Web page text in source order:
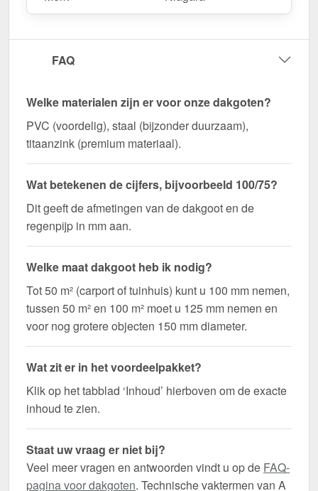
FAQ
Welke materialen zijn er voor onze dakgoten?
PVC (voordelig), staal (bijzonder duurzaam),
titaanzink (premium materiaal).
Wat betekenen de cijfers, bijvoorbeeld 100/75?
Dit geeft de afmetingen van de dakgoot en de
regenpijp in mm aan.
Welke maat dakgoot heb ik nodig?
Tot 50 m² (carport of tuinhuis) kunt u 100 mm nemen,
tussen 50 m² en 100 m² moet u 125 mm nemen en
voor nog grotere objecten 150 mm diameter.
Wat zit er in het voordeelpakket?
Klik op het tabblad ‘Inhoud’ hierboven om de exacte
inhoud te zien.
Staat uw vraag er niet bij?
Veel meer vragen en antwoorden vindt u op de FAQ-
pagina voor dakgoten. Technische vaktermen van A